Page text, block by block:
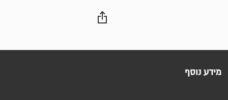
מידע נוסף